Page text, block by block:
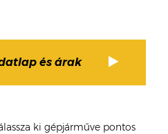
és árak
ki gépjárműve pontos